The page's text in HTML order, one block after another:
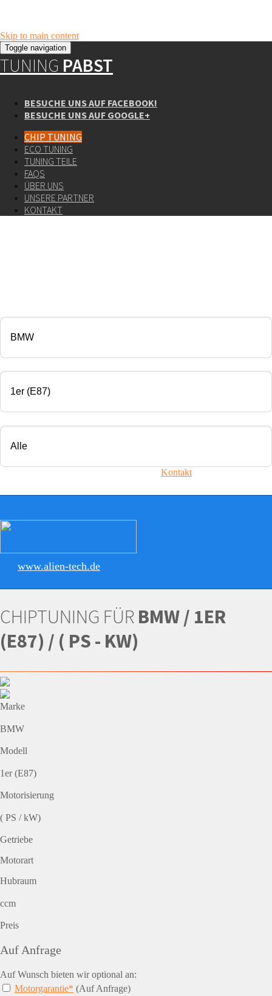
Skip to main content
Toggle navigation
TUNING PABST
BESUCHE UNS AUF FACEBOOK!
BESUCHE UNS AUF GOOGLE+
CHIP TUNING
ECO TUNING
TUNING TEILE
FAQS
ÜBER UNS
UNSERE PARTNER
KONTAKT
Kontakt
www.alien-tech.de
CHIPTUNING FÜR BMW / 1ER
(E87) / ( PS - KW)
Marke
BMW
Modell
1er (E87)
Motorisierung
( PS / kW)
Getriebe
Motorart
Hubraum
ccm
Preis
Auf Anfrage
Auf Wunsch bieten wir optional an:
Motorgarantie* (Auf Anfrage)